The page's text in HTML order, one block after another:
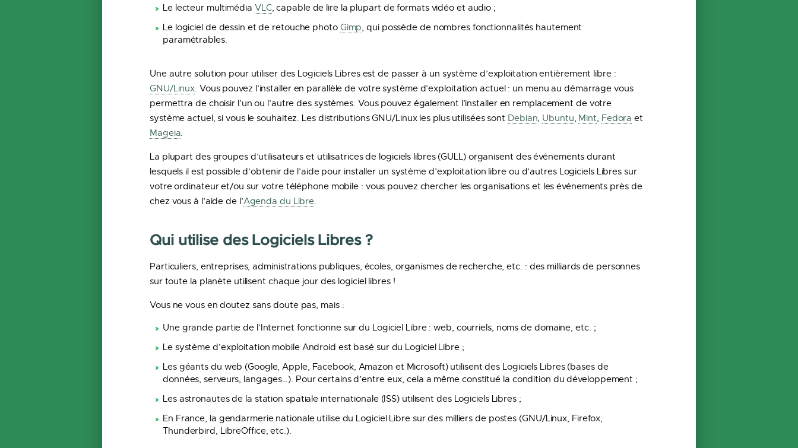
Le lecteur multimédia VLC, capable de lire la plupart de formats vidéo et audio ;
Le logiciel de dessin et de retouche photo Gimp, qui possède de nombres fonctionnalités hautement
paramétrables.
Une autre solution pour utiliser des Logiciels Libres est de passer à un système d’exploitation entièrement libre :
GNU/Linux. Vous pouvez l’installer en parallèle de votre système d’exploitation actuel : un menu au démarrage vous
permettra de choisir l’un ou l’autre des systèmes. Vous pouvez également l’installer en remplacement de votre
système actuel, si vous le souhaitez. Les distributions GNU/Linux les plus utilisées sont Debian, Ubuntu, Mint, Fedora et
Mageia.
La plupart des groupes d’utilisateurs et utilisatrices de logiciels libres (GULL) organisent des événements durant
lesquels il est possible d’obtenir de l’aide pour installer un système d’exploitation libre ou d’autres Logiciels Libres sur
votre ordinateur et/ou sur votre téléphone mobile : vous pouvez chercher les organisations et les événements près de
chez vous à l’aide de l’Agenda du Libre.
Qui utilise des Logiciels Libres ?
Particuliers, entreprises, administrations publiques, écoles, organismes de recherche, etc. : des milliards de personnes
sur toute la planète utilisent chaque jour des logiciel libres !
Vous ne vous en doutez sans doute pas, mais :
Une grande partie de l’Internet fonctionne sur du Logiciel Libre : web, courriels, noms de domaine, etc. ;
Le système d’exploitation mobile Android est basé sur du Logiciel Libre ;
Les géants du web (Google, Apple, Facebook, Amazon et Microsoft) utilisent des Logiciels Libres (bases de
données, serveurs, langages…). Pour certains d’entre eux, cela a même constitué la condition du développement ;
Les astronautes de la station spatiale internationale (ISS) utilisent des Logiciels Libres ;
En France, la gendarmerie nationale utilise du Logiciel Libre sur des milliers de postes (GNU/Linux, Firefox,
Thunderbird, LibreOffice, etc.).